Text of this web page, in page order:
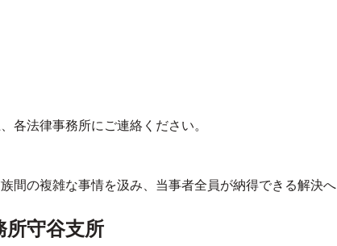
各法律事務所にご連絡ください。
間の複雑な事情を汲み、当事者全員が納得できる解決へ
所守谷支所